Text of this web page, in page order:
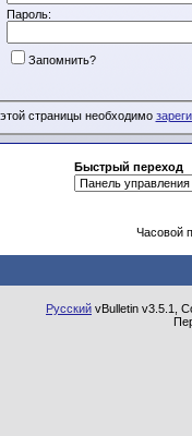
Пароль:
Запомнить?
страницы необходимо
Быстрый переход
Часовой
Русский vBulletin v3.5.1,